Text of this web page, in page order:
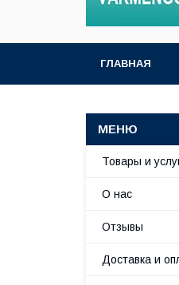
ГЛАВНАЯ
Товары и
О нас
Отзывы
Доставка и